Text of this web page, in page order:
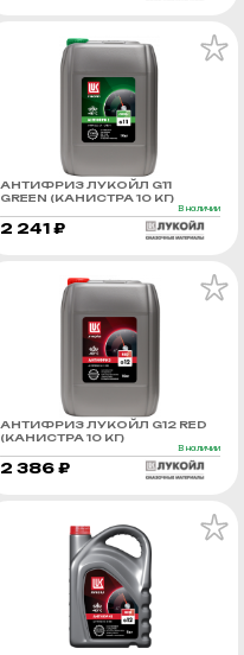
АНТИФРИЗ ЛУКОЙЛ G11
GREEN (КАНИСТРА 10 КГ)
В наличии
2 241 ₽
АНТИФРИЗ ЛУКОЙЛ G12 RED
(КАНИСТРА 10 КГ)
В наличии
2 386 ₽